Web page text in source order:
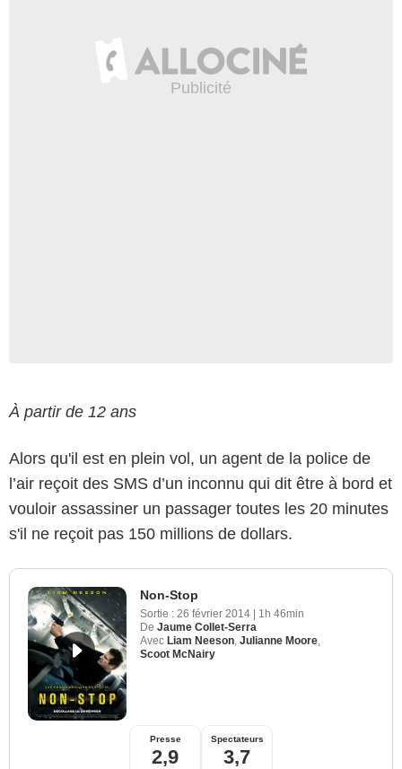
À partir de 12 ans
Alors qu'il est en plein vol, un agent de la police de
l’air reçoit des SMS d’un inconnu qui dit être à bord et
vouloir assassiner un passager toutes les 20 minutes
s'il ne reçoit pas 150 millions de dollars.
Non-Stop
Sortie : 26 février 2014 | 1h 46min
De Jaume Collet-Serra
Avec Liam Neeson Julianne Moore
Scoot McNairy
Presse
2,9
Spectateurs
3,7